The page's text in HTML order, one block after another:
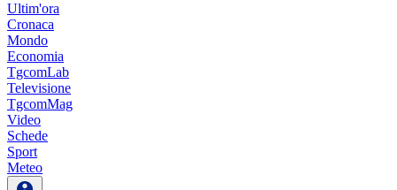
Ultim'ora
Cronaca
Mondo
Economia
TgcomLab
Televisione
TgcomMag
Video
Schede
Sport
Meteo